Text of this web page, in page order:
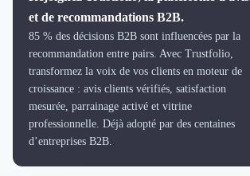
Design Industriel
Packaging & Emballages
Support Client
Téléphonie & Télécommunication
Chatbot
Maintenance et Infogérance
BI, Analytics & Big Data
Graphisme & Illustration
Recherche Utilisateur
et de recommandations B2B.
85 % des décisions B2B sont influencées par la
recommandation entre pairs. Avec Trustfolio,
transformez la voix de vos clients en moteur de
croissance : avis clients vérifiés, satisfaction
mesurée, parrainage activé et vitrine
professionnelle. Déjà adopté par des centaines
d’entreprises B2B.